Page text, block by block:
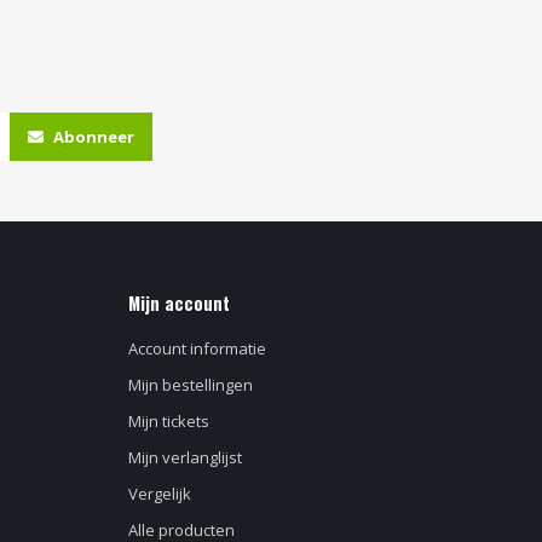
Abonneer
Mijn account
Account informatie
Mijn bestellingen
Mijn tickets
Mijn verlanglijst
Vergelijk
Alle producten